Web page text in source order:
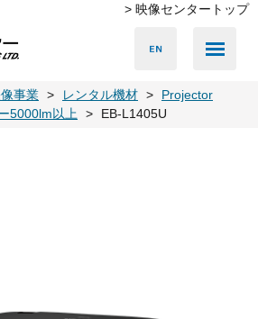
> 映像センタートップ
事業 レンタル機材
Projector
5000lm以上
EB-L1405U